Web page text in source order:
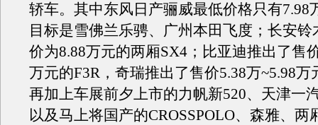
轿车。其中东风日产骊威最低价格只有7.98
目标是雪佛兰乐骋、广州本田飞度；长安铃
价为8.88万元的两厢SX4；比亚迪推出了售
万元的F3R，奇瑞推出了售价5.38万~5.98万
再加上车展前夕上市的力帆新520、天津一
以及马上将国产的CROSSPOLO、森雅、两